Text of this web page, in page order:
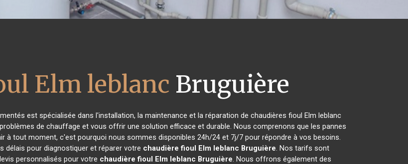
Elm leblanc Bruguière
est spécialisée dans l'installation, la maintenance et la réparation de chaudières fioul Elm leblanc
de chauffage et vous offrir une solution efficace et durable. Nous comprenons que les pannes
à tout moment, c'est pourquoi nous sommes disponibles 24h/24 et 7j/7 pour répondre à vos besoins.
délais pour diagnostiquer et réparer votre chaudière fioul Elm leblanc Bruguière. Nos tarifs sont
personnalisés pour votre chaudière fioul Elm leblanc Bruguière. Nous offrons également des